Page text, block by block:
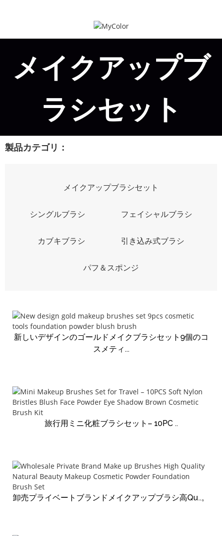
メイクアップブ
ラシセット
製品カテゴリ：
メイクアップブラシセット
シングルブラシ フェイシャルブラシ
カブキブラシ 引き込み式ブラシ
パフ＆スポンジ
新しいデザインのゴールドメイクブラシセット9個のコ
スメティ...
旅行用ミニ化粧ブラシセット– 10PC ..
卸売プライベートブランドメイクアップブラシ高Qu..。